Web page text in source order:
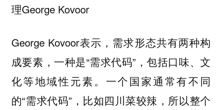
理George Kovoor
George Kovoor表示，需求形态共有两种构
成要素，一种是“需求代码”，包括口味、文
化等地域性元素。一个国家通常有不同
的“需求代码”，比如四川菜较辣，所以整个